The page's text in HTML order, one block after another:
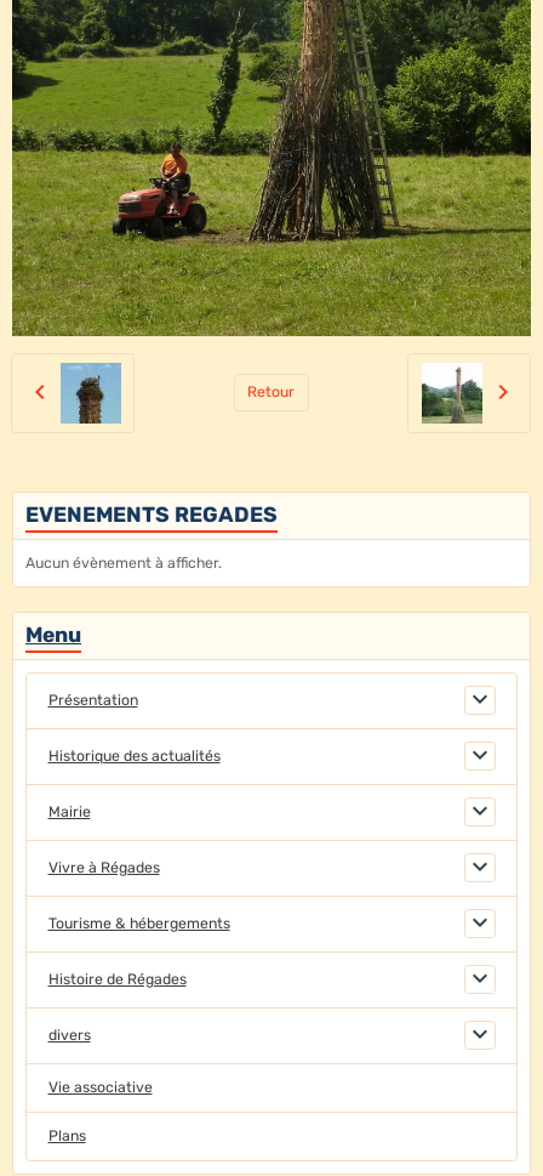
Retour
EVENEMENTS REGADES
Aucun évènement à afficher.
Menu
Présentation
Historique des actualités
Mairie
Vivre à Régades
Tourisme & hébergements
Histoire de Régades
divers
Vie associative
Plans